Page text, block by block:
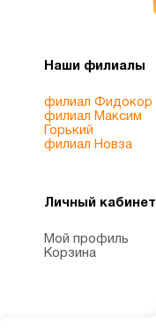
Наши филиалы
филиал Фидокор
филиал Максим
Горький
филиал Новза
Личный кабинет
Мой профиль
Корзина